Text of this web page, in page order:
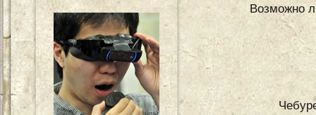
Возможно